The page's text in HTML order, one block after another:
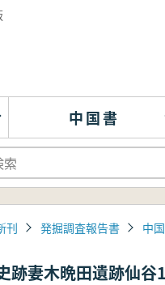
中国書
刊 発掘調査報告書 中国
跡妻木晩田遺跡仙